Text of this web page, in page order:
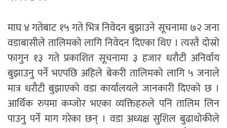
माघ ४ गतेबाट १५ गते भित्र निवेदन बुझाउने सूचनामा ७२ जना
वडाबासीले तालिमको लागि निवेदन दिएका थिए । त्यस्तै दोस्रो
फागुन १३ गते प्रकाशित सूचनामा ३ हजार धरौटी अनिर्वाय
बुझाउनु पर्ने भएपछि अहिले बेकरी तालिमको लागि ५ जनाले
मात्र धरौटी बुझाएको वडा कार्यालयले जानकारी दिएको छ ।
आर्थिक रुपमा कम्जोर भएका व्यक्तिहरुले पनि तालिम लिन
पाउनु पर्ने माग गरेका छन् । वडा अध्यक्ष सुशिल बुढाथोकीले